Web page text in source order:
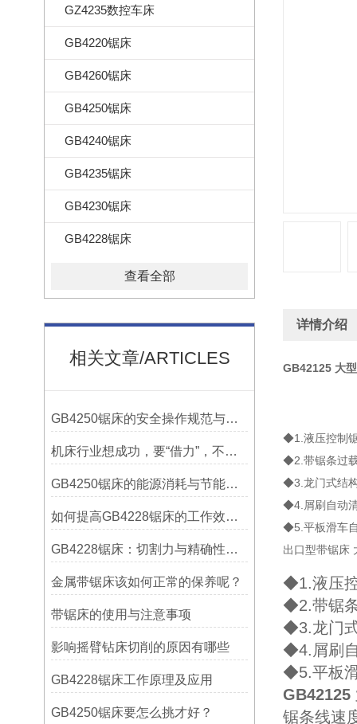
GZ4235数控车床
GB4220锯床
GB4260锯床
GB4250锯床
GB4240锯床
GB4235锯床
GB4230锯床
GB4228锯床
查看全部
相关文章/ARTICLES
GB4250锯床的安全操作规范与注意事项
机床行业想成功，要“借力”，不要“尽力”！
GB4250锯床的能源消耗与节能措施
如何提高GB4228锯床的工作效率？
GB4228锯床：切割力与精确性的结合
金属带锯床该如何正常的保养呢？
带锯床的使用与注意事项
影响摇臂钻床切削的原因有哪些
GB4228锯床工作原理及应用
GB4250锯床要怎么挑才好？
详情介绍
GB42125 大
◆1.液压控制
◆2.带锯条过
◆3.龙门式结
◆4.屑刷自动
◆5.平板滑车
出口型带锯床
◆1.液压
◆2.带锯
◆3.龙门
◆4.屑刷
◆5.平板
GB42125
锯条线